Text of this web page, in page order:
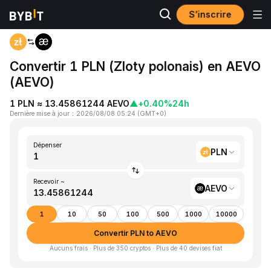
S’inscrire
Accueil
Convertir 1 PLN (Zloty polonais) en AEVO
(AEVO)
1 PLN ≈ 13.45861244 AEVO▲+0.40%24h
Dernière mise à jour ： 2026/08/08 05:24 (GMT+0)
Dépenser
PLN
Recevoir ~
AEVO
1 10 50 100 500 1000 10000
Convertir PLN to AEVO
Aucuns frais · Plus de 350 cryptos · Plus de 40 devises fiat